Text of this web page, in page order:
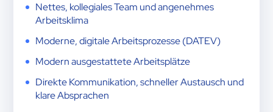
Nettes, kollegiales Team und angenehmes
Arbeitsklima
Moderne, digitale Arbeitsprozesse (DATEV)
Modern ausgestattete Arbeitsplätze
Direkte Kommunikation, schneller Austausch und
klare Absprachen